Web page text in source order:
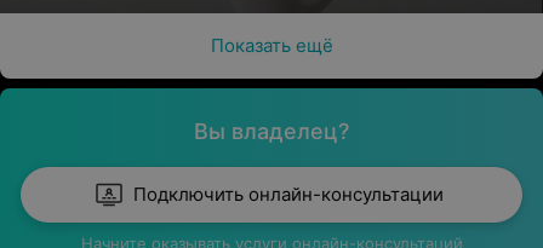
Показать ещё
Вы владелец?
Подключить онлайн-консультации
Начните оказывать услуги онлайн-консультаций